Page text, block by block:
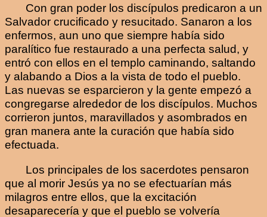
Con gran poder los discípulos predicaron a un
Salvador crucificado y resucitado. Sanaron a los
enfermos, aun uno que siempre había sido
paralítico fue restaurado a una perfecta salud, y
entró con ellos en el templo caminando, saltando
y alabando a Dios a la vista de todo el pueblo.
Las nuevas se esparcieron y la gente empezó a
congregarse alrededor de los discípulos. Muchos
corrieron juntos, maravillados y asombrados en
gran manera ante la curación que había sido
efectuada.
Los principales de los sacerdotes pensaron
que al morir Jesús ya no se efectuarían más
milagros entre ellos, que la excitación
desaparecería y que el pueblo se volvería